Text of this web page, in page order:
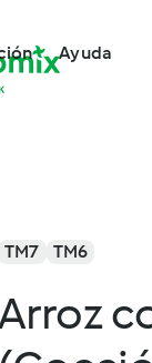
Ayuda
TM7 TM6